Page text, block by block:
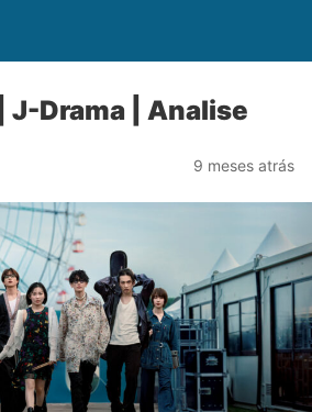
J-Drama | Analise
9 meses atrás